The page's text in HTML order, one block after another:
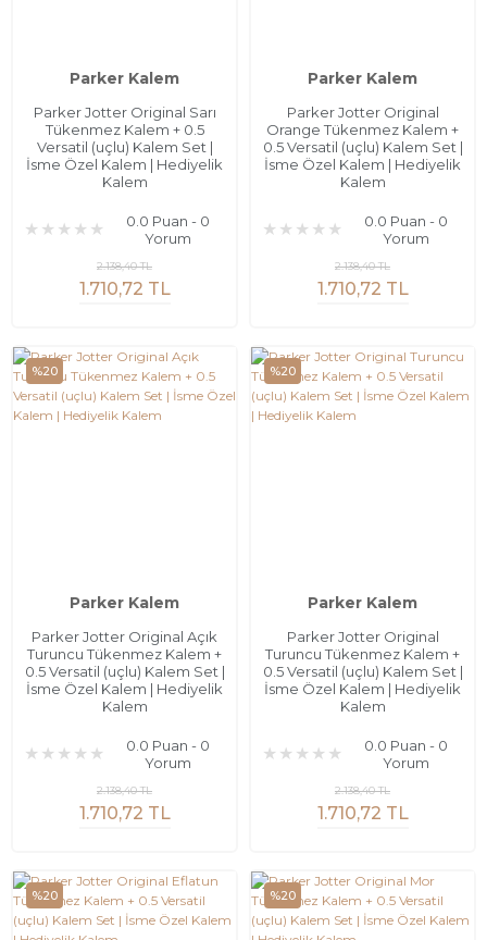
Parker Kalem
Parker Jotter Original Sarı
Tükenmez Kalem + 0.5
Versatil (uçlu) Kalem Set |
İsme Özel Kalem | Hediyelik
Kalem
0.0 Puan - 0
Yorum
1.710,72 TL
2.138,40 TL
Parker Kalem
Parker Jotter Original
Orange Tükenmez Kalem +
0.5 Versatil (uçlu) Kalem Set |
İsme Özel Kalem | Hediyelik
Kalem
0.0 Puan - 0
Yorum
1.710,72 TL
2.138,40 TL
%20
Parker Kalem
Parker Jotter Original Açık
Turuncu Tükenmez Kalem +
0.5 Versatil (uçlu) Kalem Set |
İsme Özel Kalem | Hediyelik
Kalem
0.0 Puan - 0
Yorum
1.710,72 TL
2.138,40 TL
%20
Parker Kalem
Parker Jotter Original
Turuncu Tükenmez Kalem +
0.5 Versatil (uçlu) Kalem Set |
İsme Özel Kalem | Hediyelik
Kalem
0.0 Puan - 0
Yorum
1.710,72 TL
2.138,40 TL
%20 %20